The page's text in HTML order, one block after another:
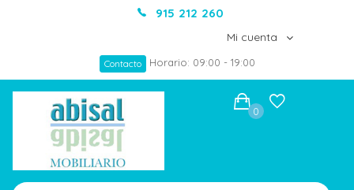
915 212 260
Mi cuenta
Contacto Horario: 09:00 - 19:00
0